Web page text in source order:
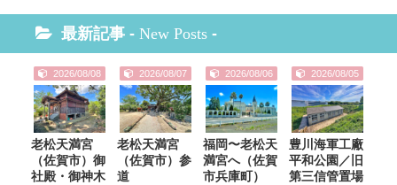
最新記事 - New Posts -
2026/08/08
老松天満宮
（佐賀市）御
社殿・御神木
2026/08/07
老松天満宮
（佐賀市）参
道
2026/08/06
福岡〜老松天
満宮へ（佐賀
市兵庫町）
2026/08/05
豊川海軍工廠
平和公園／旧
第三信管置場